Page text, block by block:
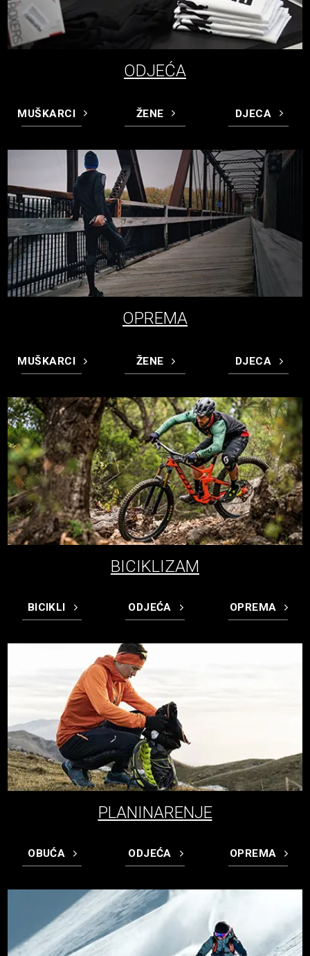
ODJEĆA
MUŠKARCI ŽENE DJECA
OPREMA
MUŠKARCI ŽENE DJECA
BICIKLIZAM
BICIKLI ODJEĆA OPREMA
PLANINARENJE
OBUĆA ODJEĆA OPREMA